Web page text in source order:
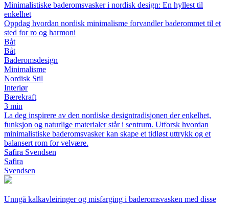
Minimalistiske baderomsvasker i nordisk design: En hyllest til
enkelhet
Oppdag hvordan nordisk minimalisme forvandler baderommet til et
sted for ro og harmoni
Båt
Båt
Baderomsdesign
Minimalisme
Nordisk Stil
Interiør
Bærekraft
3 min
La deg inspirere av den nordiske designtradisjonen der enkelhet,
funksjon og naturlige materialer står i sentrum. Utforsk hvordan
minimalistiske baderomsvasker kan skape et tidløst uttrykk og et
balansert rom for velvære.
Safira Svendsen
Safira
Svendsen
Unngå kalkavleiringer og misfarging i baderomsvasken med disse